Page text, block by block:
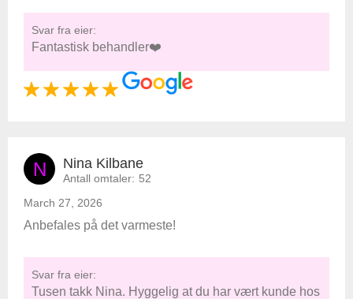
Svar fra eier:
Fantastisk behandler❤️
N Nina Kilbane
Antall omtaler: 52
March 27, 2026
Anbefales på det varmeste!
Svar fra eier:
Tusen takk Nina. Hyggelig at du har vært kunde hos